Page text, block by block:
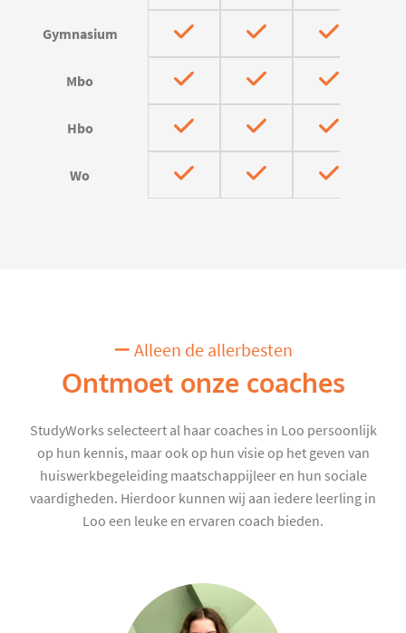
Gymnasium
Mbo
Hbo
Wo
Alleen de allerbesten
Ontmoet onze coaches
StudyWorks selecteert al haar coaches in Loo persoonlijk
op hun kennis, maar ook op hun visie op het geven van
huiswerkbegeleiding maatschappijleer en hun sociale
vaardigheden. Hierdoor kunnen wij aan iedere leerling in
Loo een leuke en ervaren coach bieden.